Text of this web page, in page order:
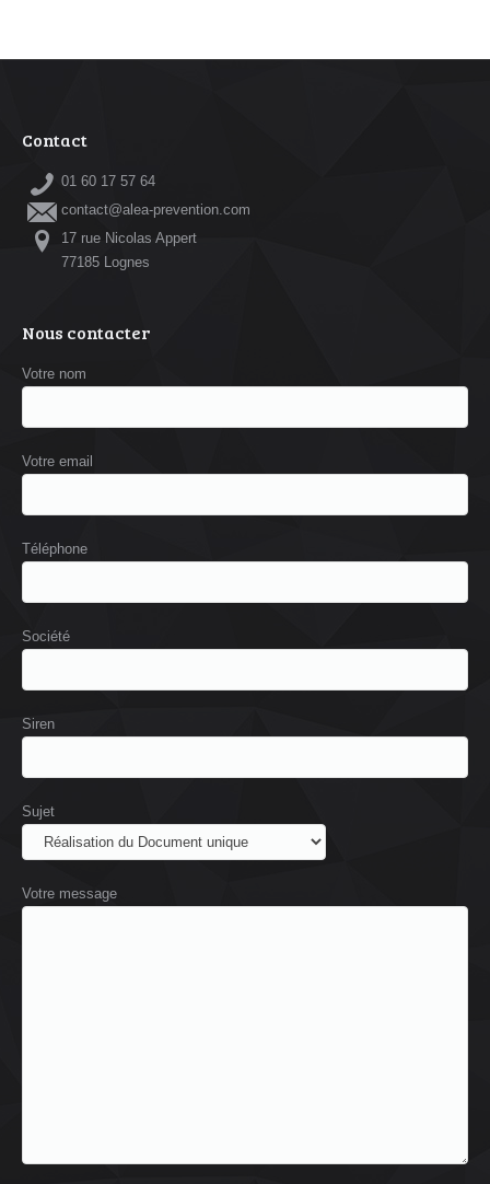
Contact
01 60 17 57 64
contact@alea-prevention.com
17 rue Nicolas Appert
77185 Lognes
Nous contacter
Votre nom
Votre email
Téléphone
Société
Siren
Sujet
Votre message